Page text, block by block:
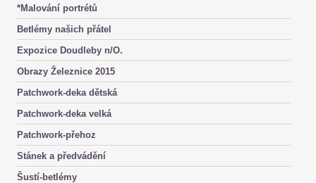
*Malování portrétů
Betlémy našich přátel
Expozice Doudleby n/O.
Obrazy Železnice 2015
Patchwork-deka dětská
Patchwork-deka velká
Patchwork-přehoz
Stánek a předvádění
Šustí-betlémy